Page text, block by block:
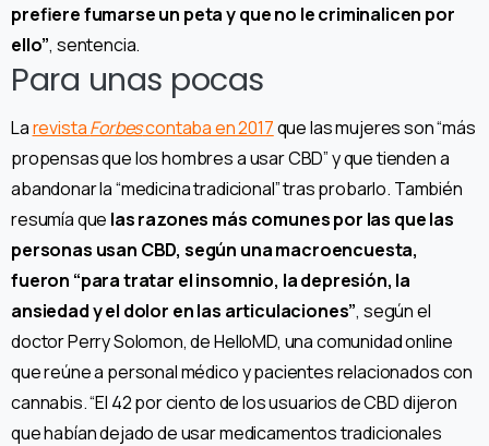
prefiere fumarse un peta y que no le criminalicen por
ello”, sentencia.
Para unas pocas
LarevistaForbescontaba en 2017que las mujeres son “más
propensas que los hombres a usar CBD” y que tienden a
abandonar la “medicina tradicional” tras probarlo. También
resumía que las razones más comunes por las que las
personas usan CBD, según una macroencuesta,
fueron “para tratar el insomnio, la depresión, la
ansiedad y el dolor en las articulaciones”, según el
doctor Perry Solomon, de HelloMD, una comunidad online
que reúne a personal médico y pacientes relacionados con
cannabis. “El 42 por ciento de los usuarios de CBD dijeron
que habían dejado de usar medicamentos tradicionales